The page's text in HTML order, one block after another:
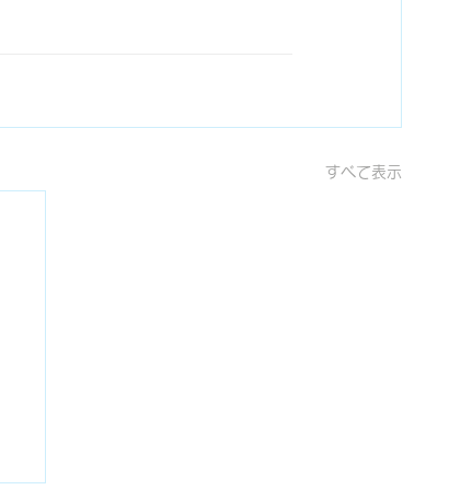
すべて表示